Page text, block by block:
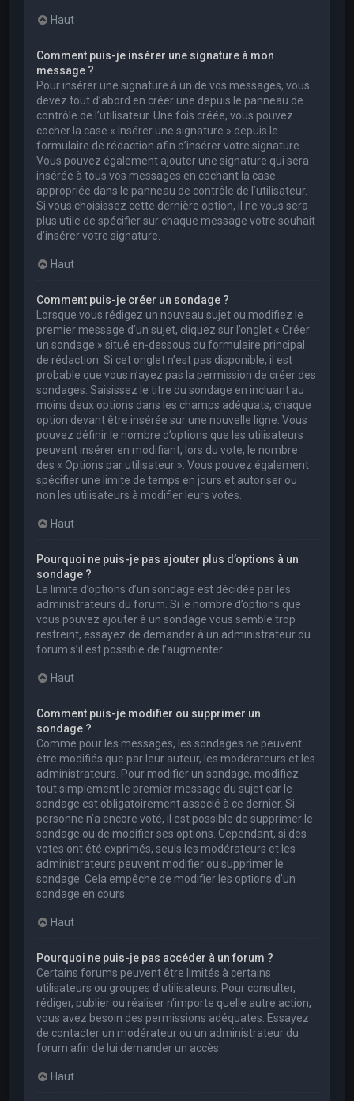
Haut
Comment puis-je insérer une signature à mon
message ?
Pour insérer une signature à un de vos messages, vous
devez tout d’abord en créer une depuis le panneau de
contrôle de l’utilisateur. Une fois créée, vous pouvez
cocher la case « Insérer une signature » depuis le
formulaire de rédaction afin d’insérer votre signature.
Vous pouvez également ajouter une signature qui sera
insérée à tous vos messages en cochant la case
appropriée dans le panneau de contrôle de l’utilisateur.
Si vous choisissez cette dernière option, il ne vous sera
plus utile de spécifier sur chaque message votre souhait
d’insérer votre signature.
Haut
Comment puis-je créer un sondage ?
Lorsque vous rédigez un nouveau sujet ou modifiez le
premier message d’un sujet, cliquez sur l’onglet « Créer
un sondage » situé en-dessous du formulaire principal
de rédaction. Si cet onglet n’est pas disponible, il est
probable que vous n’ayez pas la permission de créer des
sondages. Saisissez le titre du sondage en incluant au
moins deux options dans les champs adéquats, chaque
option devant être insérée sur une nouvelle ligne. Vous
pouvez définir le nombre d’options que les utilisateurs
peuvent insérer en modifiant, lors du vote, le nombre
des « Options par utilisateur ». Vous pouvez également
spécifier une limite de temps en jours et autoriser ou
non les utilisateurs à modifier leurs votes.
Haut
Pourquoi ne puis-je pas ajouter plus d’options à un
sondage ?
La limite d’options d’un sondage est décidée par les
administrateurs du forum. Si le nombre d’options que
vous pouvez ajouter à un sondage vous semble trop
restreint, essayez de demander à un administrateur du
forum s’il est possible de l’augmenter.
Haut
Comment puis-je modifier ou supprimer un
sondage ?
Comme pour les messages, les sondages ne peuvent
être modifiés que par leur auteur, les modérateurs et les
administrateurs. Pour modifier un sondage, modifiez
tout simplement le premier message du sujet car le
sondage est obligatoirement associé à ce dernier. Si
personne n’a encore voté, il est possible de supprimer le
sondage ou de modifier ses options. Cependant, si des
votes ont été exprimés, seuls les modérateurs et les
administrateurs peuvent modifier ou supprimer le
sondage. Cela empêche de modifier les options d’un
sondage en cours.
Haut
Pourquoi ne puis-je pas accéder à un forum ?
Certains forums peuvent être limités à certains
utilisateurs ou groupes d’utilisateurs. Pour consulter,
rédiger, publier ou réaliser n’importe quelle autre action,
vous avez besoin des permissions adéquates. Essayez
de contacter un modérateur ou un administrateur du
forum afin de lui demander un accès.
Haut